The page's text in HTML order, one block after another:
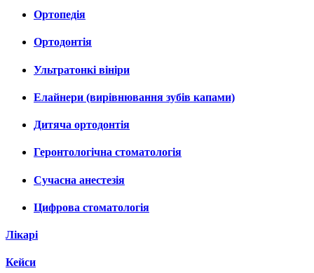
Ортопедія
Ортодонтія
Ультратонкі вініри
Елайнери (вирівнювання зубів капами)
Дитяча ортодонтія
Геронтологічна стоматологія
Сучасна анестезія
Цифрова стоматологія
Лікарі
Кейси